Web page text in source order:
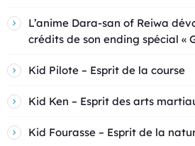
L’anime Dara-san of Reiwa
crédits de son ending spécial «
Kid Pilote – Esprit de la course
Kid Ken – Esprit des arts
Kid Fourasse – Esprit de la